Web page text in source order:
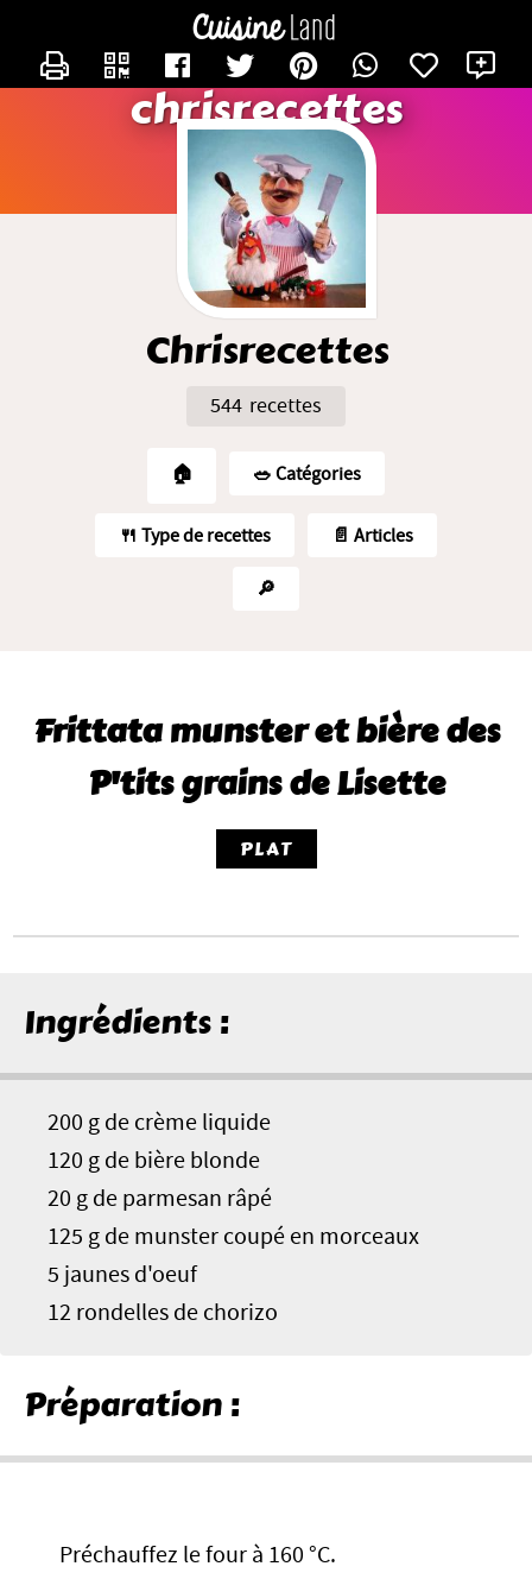
chrisrecettes
Chrisrecettes
544 recettes
🏠 🥗️ Catégories
🍴 Type de recettes 📄 Articles
🔎
Frittata munster et bière des
P'tits grains de Lisette
PLAT
Ingrédients :
200 g de crème liquide
120 g de bière blonde
20 g de parmesan râpé
125 g de munster coupé en morceaux
5 jaunes d'oeuf
12 rondelles de chorizo
Préparation :
Préchauffez le four à 160 °C.
CONTACTER CHRISRECETTES